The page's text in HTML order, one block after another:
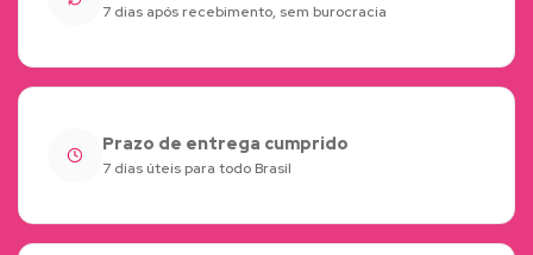
7 dias após recebimento, sem burocracia
Prazo de entrega cumprido
7 dias úteis para todo Brasil